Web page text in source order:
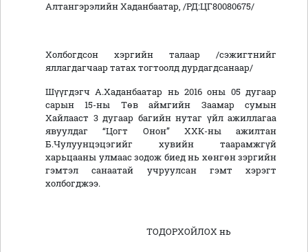
Алтангэрэлийн Хаданбаатар, /РД:ЦГ80080675/
Холбогдсон хэргийн талаар /сэжигтнийг
яллагдагчаар татах тогтоолд дурдагдсанаар/
Шүүгдэгч А.Хаданбаатар нь 2016 оны 05 дугаар
сарын 15-ны Төв аймгийн Заамар сумын
Хайлааст 3 дугаар багийн нутаг үйл ажиллагаа
явуулдаг “Цогт Онон” ХХК-ны ажилтан
Б.Чулуунцэцэгийг хувийн таарамжгүй
харьцааны улмаас зодож биед нь хөнгөн зэргийн
гэмтэл санаатай учруулсан гэмт хэрэгт
холбогджээ.
ТОДОРХОЙЛОХ нь